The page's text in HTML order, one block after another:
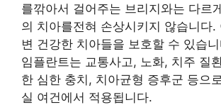
를깎아서 걸어주는 브리지와는 다르
의 치아를전혀 손상시키지 않습니다.
변 건강한 치아들을 보호할 수 있습
임플란트는 교통사고, 노화, 치주 질
한 심한 충치, 치아균형 증후군 등으
실 여건에서 적용됩니다.